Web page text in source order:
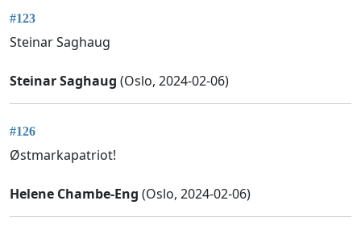
#123
Steinar Saghaug
Steinar Saghaug (Oslo, 2024-02-06)
#126
Østmarkapatriot!
Helene Chambe-Eng (Oslo, 2024-02-06)